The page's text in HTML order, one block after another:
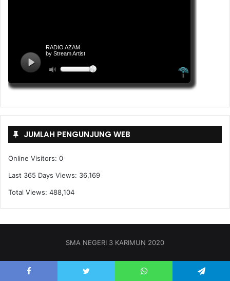
JUMLAH PENGUNJUNG WEB
Online Visitors: 0
Last 365 Days Views: 36,169
Total Views: 488,104
SMA NEGERI 3 KARIMUN 2020